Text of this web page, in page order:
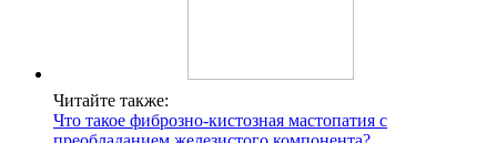
Читайте также:
Что такое фиброзно-кистозная мастопатия с